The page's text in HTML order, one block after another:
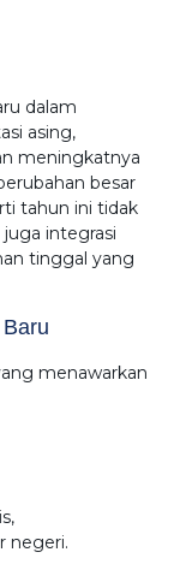
dalam
asing,
meningkatnya
besar
tahun ini tidak
integrasi
tinggal yang
menawarkan
negeri.